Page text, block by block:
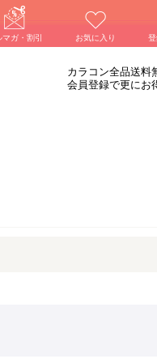
マガ・割引 お気に入り
カラコン全品送料
会員登録で更にお